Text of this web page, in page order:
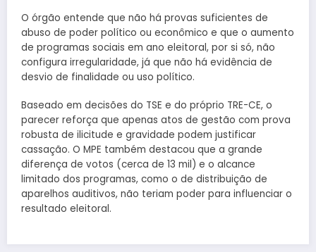
O órgão entende que não há provas suficientes de
abuso de poder político ou econômico e que o aumento
de programas sociais em ano eleitoral, por si só, não
configura irregularidade, já que não há evidência de
desvio de finalidade ou uso político.
Baseado em decisões do TSE e do próprio TRE-CE, o
parecer reforça que apenas atos de gestão com prova
robusta de ilicitude e gravidade podem justificar
cassação. O MPE também destacou que a grande
diferença de votos (cerca de 13 mil) e o alcance
limitado dos programas, como o de distribuição de
aparelhos auditivos, não teriam poder para influenciar o
resultado eleitoral.